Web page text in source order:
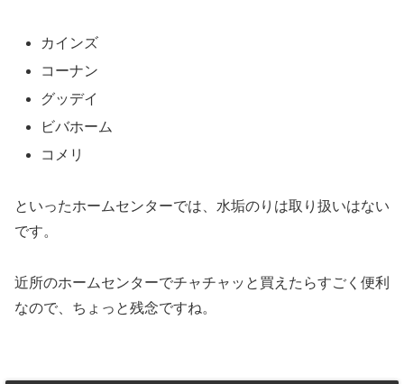
カインズ
コーナン
グッデイ
ビバホーム
コメリ
といったホームセンターでは、水垢のりは取り扱いはない
です。
近所のホームセンターでチャチャッと買えたらすごく便利
なので、ちょっと残念ですね。